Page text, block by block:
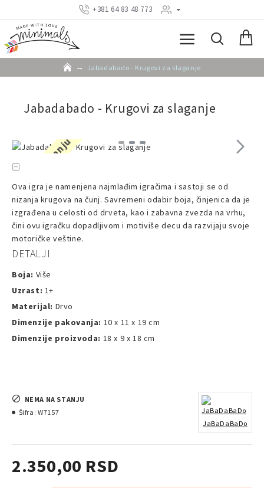
+381 64 83 48 773
Jabadabado - Krugovi za slaganje
Jabadabado - Krugovi za slaganje
Nema na stanju
Ova igra je namenjena najmlađim igračima i sastoji se od
nizanja krugova na čunj. Savremeni odabir boja, činjenica da je
izgrađena u celosti od drveta, kao i zabavna zvezda na vrhu,
čini ovu igračku dopadljivom i motiviše decu da razvijaju svoje
motoričke veštine.
DETALJI
Boja: Više
Uzrast: 1+
Materijal: Drvo
Dimenzije pakovanja: 10 x 11 x 19 cm
Dimenzije proizvoda: 18 x 9 x 18 cm
2.350,00 RSD
NEMA NA STANJU
Šifra: W7157
JaBaDaBaDo